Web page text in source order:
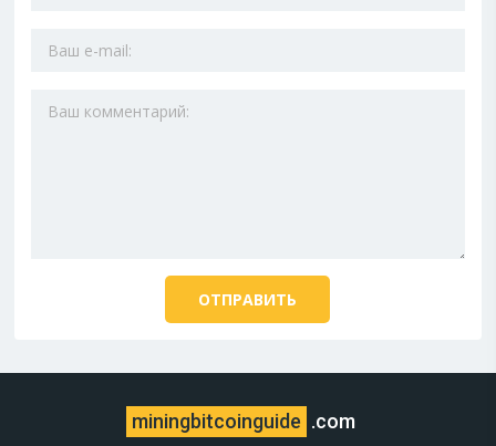
miningbitcoinguide .com